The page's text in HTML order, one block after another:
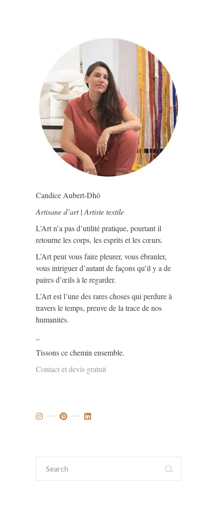
Candice Aubert-Dhô
Artisane d’art | Artiste textile
L’Art n’a pas d’utilité pratique, pourtant il
retourne les corps, les esprits et les cœurs.
L’Art peut vous faire pleurer, vous ébranler,
vous intriguer d’autant de façons qu’il y a de
paires d’œils à le regarder.
L’Art est l’une des rares choses qui perdure à
travers le temps, preuve de la trace de nos
humanités.
Tissons ce chemin ensemble.
Contact et devis gratuit
Search
for: